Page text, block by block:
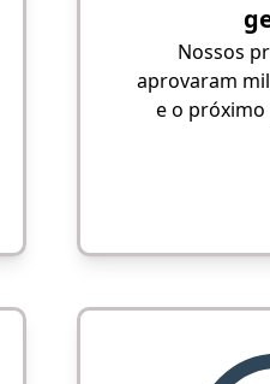
Nossos
aprovaram
e o próximo